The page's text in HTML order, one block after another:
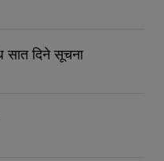
सात दिने सूचना